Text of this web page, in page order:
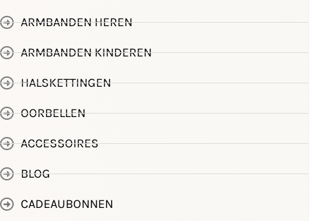
ARMBANDEN HEREN
ARMBANDEN KINDEREN
HALSKETTINGEN
OORBELLEN
ACCESSOIRES
BLOG
CADEAUBONNEN